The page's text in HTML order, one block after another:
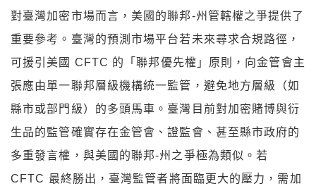
對臺灣加密市場而言，美國的聯邦-州管轄權之爭提供了
重要參考。臺灣的預測市場平台若未來尋求合規路徑，
可援引美國 CFTC 的「聯邦優先權」原則，向金管會主
張應由單一聯邦層級機構統一監管，避免地方層級（如
縣市或部門級）的多頭馬車。臺灣目前對加密賭博與衍
生品的監管確實存在金管會、證監會、甚至縣市政府的
多重發言權，與美國的聯邦-州之爭極為類似。若
CFTC 最終勝出，臺灣監管者將面臨更大的壓力，需加